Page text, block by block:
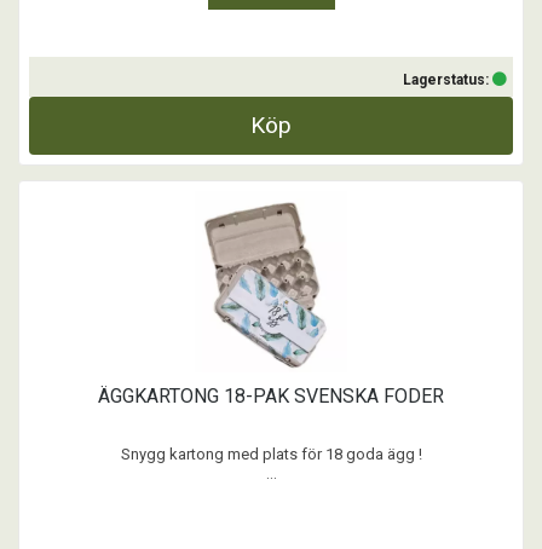
Lagerstatus:
Köp
ÄGGKARTONG 18-PAK SVENSKA FODER
Snygg kartong med plats för 18 goda ägg !
...